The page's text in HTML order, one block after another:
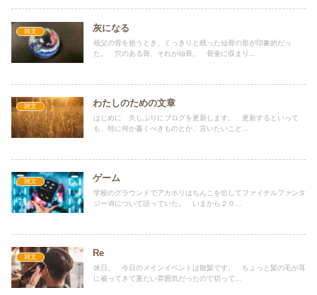
雑文 灰になる
祖父の骨を拾うとき、くっきりと残った仙骨の形が印象的だっ
た。 穴のある骨、それが仙骨。 骨壷に収まり...
雑文 わたしのための文章
はじめに 久しぶりにブログを更新します。 更新するといって
も、特に何か書くべきものとか、言いたいこと...
雑文 ゲーム
学校のグラウンドでアカホリはちんこを出してファイナルファンタ
ジーⅦについて語っていた。 いまから２０...
雑文 Re
休日。 今日のメインイベントは散髪です。 ちょっと髪の毛が耳
に被ってきて重たい雰囲気だったので切って...